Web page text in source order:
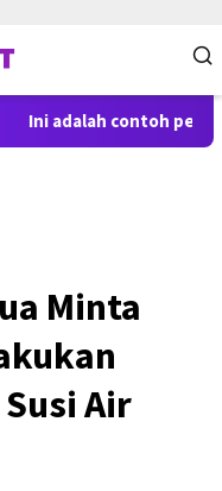
Ini adalah contoh
Minta
Air